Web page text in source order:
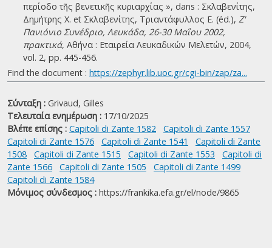
περίοδο τῆς βενετικῆς κυριαρχίας », dans : Σκλαβενίτης,
Δημήτρης Χ. et Σκλαβενίτης, Τριαντάφυλλος Ε. (éd.), Ζ'
Πανιόνιο Συνέδριο, Λευκάδα, 26-30 Μαΐου 2002,
πρακτικά, Αθήνα : Εταιρεία Λευκαδικών Μελετών, 2004,
vol. 2, pp. 445-456.
Find the document : https://zephyr.lib.uoc.gr/cgi-bin/zap/za...
Σύνταξη : Grivaud, Gilles
Τελευταία ενημέρωση : 17/10/2025
Βλέπε επίσης : Capitoli di Zante 1582
Capitoli di Zante 1557
Capitoli di Zante 1576
Capitoli di Zante 1541
Capitoli di Zante
1508
Capitoli di Zante 1515 Capitoli di Zante 1553
Capitoli di
Zante 1566
Capitoli di Zante 1505
Capitoli di Zante 1499
Capitoli di Zante 1584
Μόνιμος σύνδεσμος : https://frankika.efa.gr/el/node/9865